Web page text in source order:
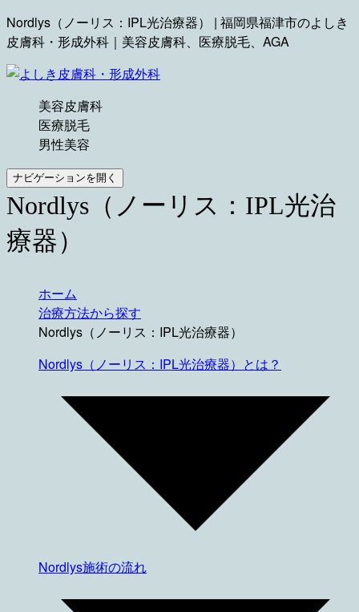
Nordlys（ノーリス：IPL光治療器） | 福岡県福津市のよしき
皮膚科・形成外科｜美容皮膚科、医療脱毛、AGA
美容皮膚科
医療脱毛
男性美容
ナビゲーションを開く
Nordlys（ノーリス：IPL光治
療器）
ホーム
治療方法から探す
Nordlys（ノーリス：IPL光治療器）
Nordlys（ノーリス：IPL光治療器）とは？
Nordlys施術の流れ